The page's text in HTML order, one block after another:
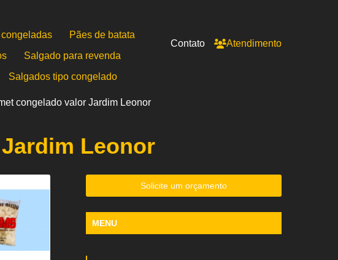
Pães de batata
Salgado para revenda
Salgados tipo congelado
Contato Atendimento
congelado valor Jardim Leonor
Leonor
Solicite um orçamento
MENU